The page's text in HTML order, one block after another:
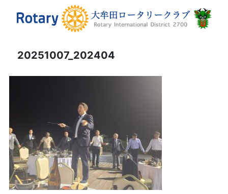
20251007_202404